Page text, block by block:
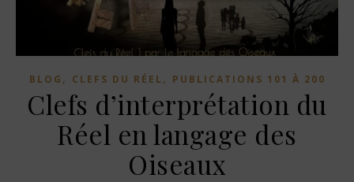
BLOG , CLEFS DU RÉEL, PUBLICATIONS 101 À 200
Clefs d’interprétation du
Réel en langage des
Oiseaux